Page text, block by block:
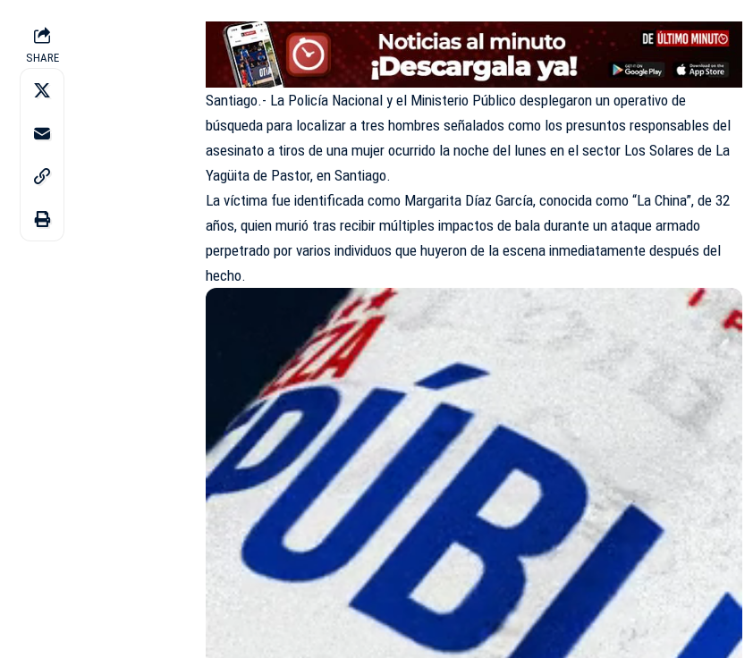
SHARE
Santiago.- La Policía Nacional y el Ministerio Público desplegaron un operativo de
búsqueda para localizar a tres hombres señalados como los presuntos responsables del
asesinato a tiros de una mujer ocurrido la noche del lunes en el sector Los Solares de La
Yagüita de Pastor, en Santiago.
La víctima fue identificada como Margarita Díaz García, conocida como “La China”, de 32
años, quien murió tras recibir múltiples impactos de bala durante un ataque armado
perpetrado por varios individuos que huyeron de la escena inmediatamente después del
hecho.